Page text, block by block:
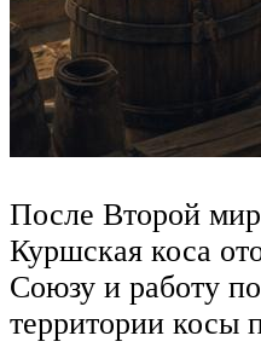
После Второй
Куршская коса
Союзу и работу
территории косы